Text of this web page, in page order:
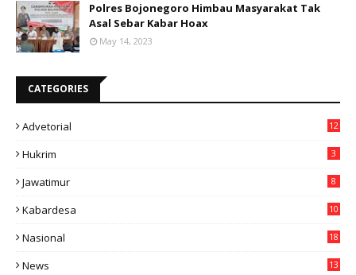
Polres Bojonegoro Himbau Masyarakat Tak
Asal Sebar Kabar Hoax
May 14, 2023
CATEGORIES
Advetorial 12
Hukrim 3
Jawatimur 8
Kabardesa
10
Nasional
18
News
13